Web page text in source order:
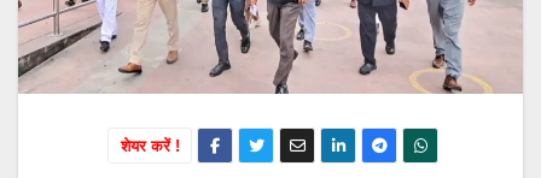
शेयर करें !